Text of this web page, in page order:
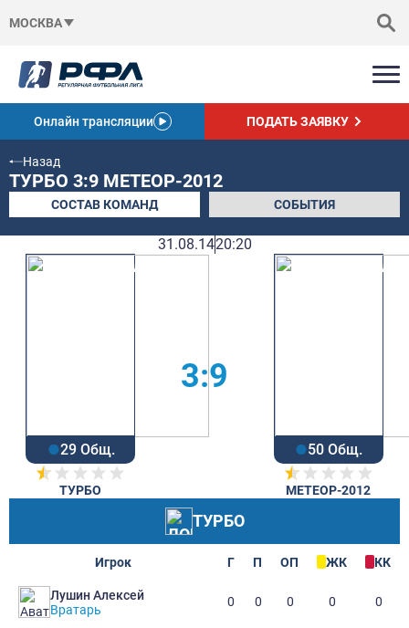
МОСКВА
Онлайн трансляции ПОДАТЬ ЗАЯВКУ
Назад
ТУРБО 3:9 МЕТЕОР-2012
СОСТАВ КОМАНД СОБЫТИЯ
31.08.1420:20
29 Общ.
ТУРБО
3:9
50 Общ.
МЕТЕОР-2012
ТУРБО
Игрок Г П ОП ЖК КК
Лушин Алексей
Вратарь
0 0 0 0 0